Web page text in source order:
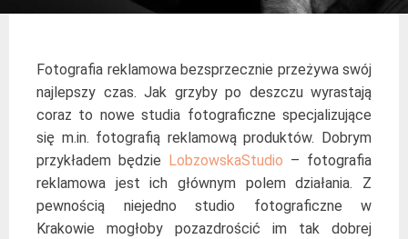
Fotografia reklamowa bezsprzecznie przeżywa swój
najlepszy czas. Jak grzyby po deszczu wyrastają
coraz to nowe studia fotograficzne specjalizujące
się m.in. fotografią reklamową produktów. Dobrym
przykładem będzie
LobzowskaStudio – fotografia
reklamowa jest ich głównym polem działania. Z
pewnością niejedno studio fotograficzne w
Krakowie mogłoby pozazdrościć im tak dobrej